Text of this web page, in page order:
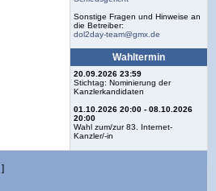
Sonstige Fragen und Hinweise an
die Betreiber:
dol2day-team@gmx.de
Wahltermin
20.09.2026 23:59
Stichtag: Nominierung der
Kanzlerkandidaten
01.10.2026 20:00 - 08.10.2026
20:00
Wahl zum/zur 83. Internet-
Kanzler/-in
]